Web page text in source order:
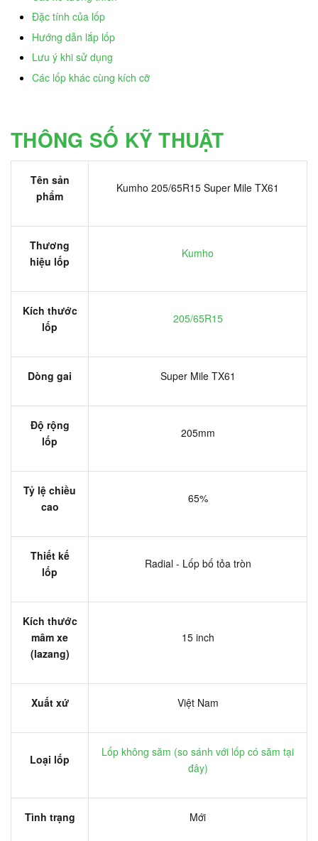
Đặc tính của lốp
Hướng dẫn lắp lốp
Lưu ý khi sử dụng
Các lốp khác cùng kích cỡ
THÔNG SỐ KỸ THUẬT
Tên sản
phẩm
Kumho 205/65R15 Super Mile TX61
Thương
hiệu lốp
Kumho
Kích thước
lốp
205/65R15
Dòng gai Super Mile TX61
Độ rộng
lốp
205mm
Tỷ lệ chiều
cao
65%
Thiết kế
lốp
Radial - Lốp bố tỏa tròn
Kích thước
mâm xe
(lazang)
15 inch
Xuất xứ Việt Nam
Loại lốp
Lốp không săm (so sánh với lốp có săm tại
đây)
Tình trạng Mới